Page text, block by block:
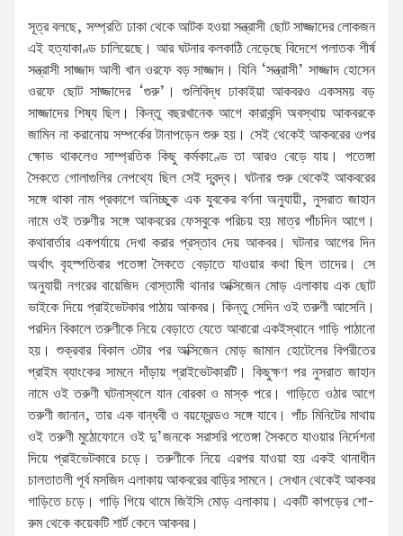
সূত্র বলছে, সম্প্রতি ঢাকা থেকে আটক হওয়া সন্ত্রাসী ছোট সাজ্জাদের লোকজন
এই হত্যাকাণ্ড চালিয়েছে। আর ঘটনার কলকাঠি নেড়েছে বিদেশে পলাতক শীর্ষ
সন্ত্রাসী সাজ্জাদ আলী খান ওরফে বড় সাজ্জাদ। যিনি ‘সন্ত্রাসী’ সাজ্জাদ হোসেন
ওরফে ছোট সাজ্জাদের ‘গুরু’। গুলিবিদ্ধ ঢাকাইয়া আকবরও একসময় বড়
সাজ্জাদের শিষ্য ছিল। কিন্তু বছরখানেক আগে কারাবন্দি অবস্থায় আকবরকে
জামিন না করানোয় সম্পর্কের টানাপড়েন শুরু হয়। সেই থেকেই আকবরের ওপর
ক্ষোভ থাকলেও সাম্প্রতিক কিছু কর্মকাণ্ডে তা আরও বেড়ে যায়। পতেঙ্গা
সৈকতে গোলাগুলির নেপথ্যে ছিল সেই দ্বন্দ্ব। ঘটনার শুরু থেকেই আকবরের
সঙ্গে থাকা নাম প্রকাশে অনিচ্ছুক এক যুবকের বর্ণনা অনুযায়ী, নুসরাত জাহান
নামে ওই তরুণীর সঙ্গে আকবরের ফেসবুকে পরিচয় হয় মাত্র পাঁচদিন আগে।
কথাবার্তার একপর্যায়ে দেখা করার প্রস্তাব দেয় আকবর। ঘটনার আগের দিন
অর্থাৎ বৃহস্পতিবার পতেঙ্গা সৈকতে বেড়াতে যাওয়ার কথা ছিল তাদের। সে
অনুযায়ী নগরের বায়েজিদ বোস্তামী থানার অক্সিজেন মোড় এলাকায় এক ছোট
ভাইকে দিয়ে প্রাইভেটকার পাঠায় আকবর। কিন্তু সেদিন ওই তরুণী আসেনি।
পরদিন বিকালে তরুণীকে নিয়ে বেড়াতে যেতে আবারো একইস্থানে গাড়ি পাঠানো
হয়। শুক্রবার বিকাল ৩টার পর অক্সিজেন মোড় জামান হোটেলের বিপরীতের
প্রাইম ব্যাংকের সামনে দাঁড়ায় প্রাইভেটকারটি। কিছুক্ষণ পর নুসরাত জাহান
নামে ওই তরুণী ঘটনাস্থলে যান বোরকা ও মাস্ক পরে। গাড়িতে ওঠার আগে
তরুণী জানান, তার এক বান্ধবী ও বয়ফ্রেন্ডও সঙ্গে যাবে। পাঁচ মিনিটের মাথায়
ওই তরুণী মুঠোফোনে ওই দু’জনকে সরাসরি পতেঙ্গা সৈকতে যাওয়ার নির্দেশনা
দিয়ে প্রাইভেটকারে চড়ে। তরুণীকে নিয়ে এরপর যাওয়া হয় একই থানাধীন
চালতাতলী পূর্ব মসজিদ এলাকায় আকবরের বাড়ির সামনে। সেখান থেকেই আকবর
গাড়িতে চড়ে। গাড়ি গিয়ে থামে জিইসি মোড় এলাকায়। একটি কাপড়ের শো-
রুম থেকে কয়েকটি শার্ট কেনে আকবর।